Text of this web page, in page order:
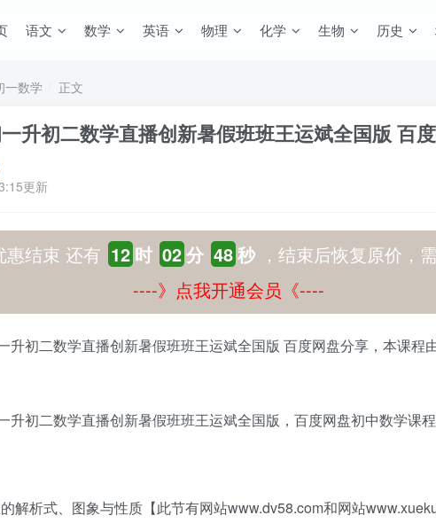
语文 数学 英语 物理 化学 生物 历史
一数学 正文
升初二数学直播创新暑假班班王运斌全国版 百
更新
惠结束 还有 12 时 02分 47秒，结束后恢复原价，
----》点我开通会员《----
升初二数学直播创新暑假班班王运斌全国版 百度网盘分享，本课程
升初二数学直播创新暑假班班王运斌全国版，百度网盘初中数学课程
解析式、图象与性质【此节有网站www.dv58.com和网站